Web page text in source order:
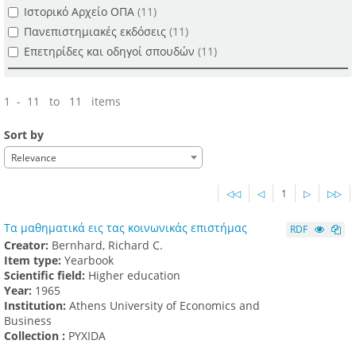
Ιστορικό Αρχείο ΟΠΑ (11)
Πανεπιστημιακές εκδόσεις (11)
Επετηρίδες και οδηγοί σπουδών (11)
1 - 11 to 11 items
Sort by
Relevance
◁◁ ◁ 1 ▷ ▷▷
Τα μαθηματικά εις τας κοινωνικάς επιστήμας
Creator: Bernhard, Richard C.
Item type: Yearbook
Scientific field: Higher education
Υear: 1965
Institution: Athens University of Economics and
Business
Collection : PYXIDA
RDF